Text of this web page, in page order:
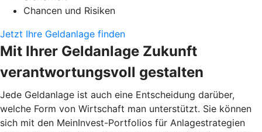
Chancen und Risiken
Jetzt Ihre Geldanlage finden
Mit Ihrer Geldanlage Zukunft
verantwortungsvoll gestalten
Jede Geldanlage ist auch eine Entscheidung darüber,
welche Form von Wirtschaft man unterstützt. Sie können
sich mit den MeinInvest-Portfolios für Anlagestrategien